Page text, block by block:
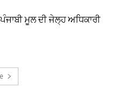
ਮੂਲ ਦੀ ਜੇਲ੍ਹ ਅਧਿਕਾਰੀ